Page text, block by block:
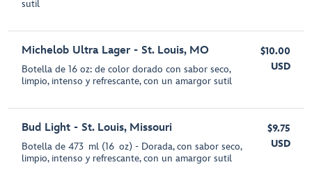
sutil
Michelob Ultra Lager - St. Louis, MO
Botella de 16 oz: de color dorado con sabor seco,
limpio, intenso y refrescante, con un amargor sutil
$10.00
USD
Bud Light - St. Louis, Missouri
Botella de 473 ml (16 oz) - Dorada, con sabor seco,
limpio, intenso y refrescante, con un amargor sutil
$9.75
USD